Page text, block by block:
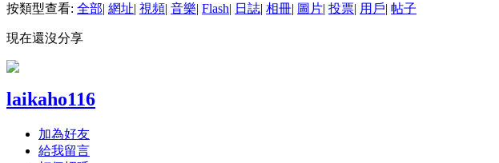
按類型查看: 全部| 網址| 視頻| 音樂| Flash| 日誌| 相冊| 圖片| 投票| 用戶| 帖子
現在還沒分享
laikaho116
加為好友
給我留言